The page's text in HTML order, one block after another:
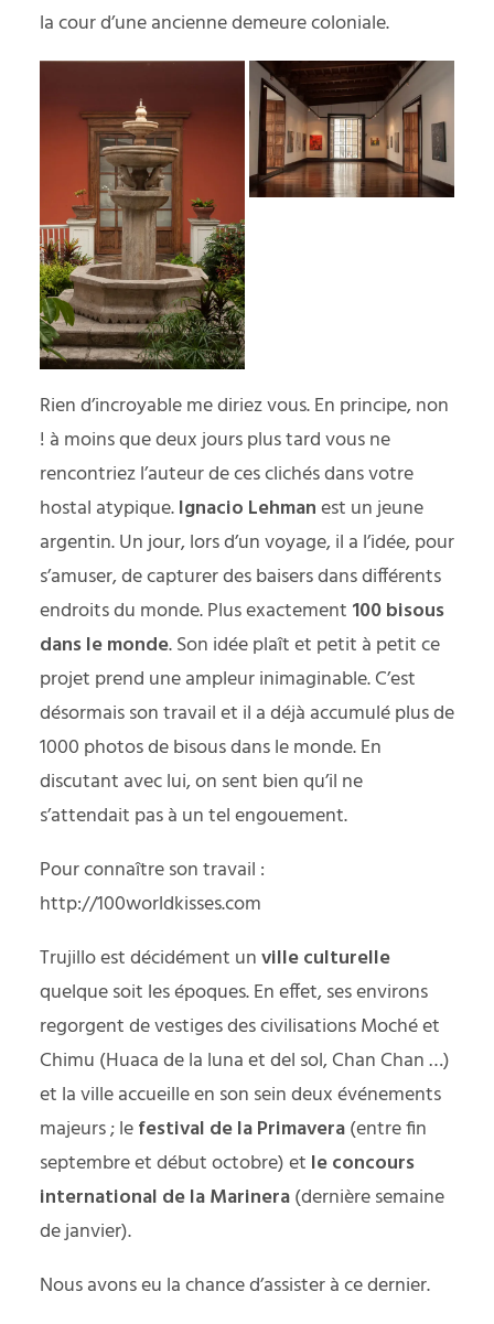
la cour d’une ancienne demeure coloniale.
Rien d’incroyable me diriez vous. En principe, non
! à moins que deux jours plus tard vous ne
rencontriez l’auteur de ces clichés dans votre
hostal atypique.Ignacio Lehmanest un jeune
argentin. Un jour, lors d’un voyage, il a l’idée, pour
s’amuser, de capturer des baisers dans différents
endroits du monde. Plus exactement 100 bisous
dans le monde. Son idée plaît et petit à petit ce
projet prend une ampleur inimaginable. C’est
désormais son travail et il a déjà accumulé plus de
1000 photos de bisous dans le monde. En
discutant avec lui, on sent bien qu’il ne
s’attendait pas à un tel engouement.
Pour connaître son travail :
http://100worldkisses.com
Trujillo est décidément unville culturelle
quelque soit les époques. En effet, ses environs
regorgent de vestiges des civilisations Moché et
Chimu (Huaca de la luna et del sol, Chan Chan …)
et la ville accueille en son sein deux événements
majeurs ; lefestival de la Primavera(entre fin
septembre et début octobre) et le concours
international de la Marinera(dernière semaine
de janvier).
Nous avons eu la chance d’assister à ce dernier.